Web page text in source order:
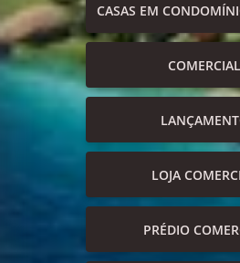
CASAS EM
COMERCIAL
LOJA
PRÉDIO